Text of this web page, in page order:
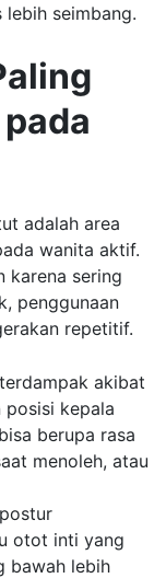
seimbang.
adalah area
wanita aktif.
karena sering
penggunaan
repetitif.
akibat
kepala
berupa rasa
menoleh, atau
otot inti yang
bawah lebih